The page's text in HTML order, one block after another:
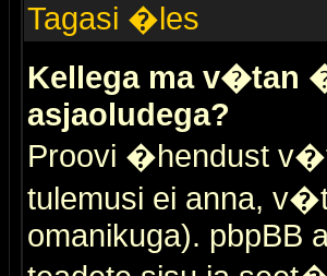
Tagasi �les
Kellega ma v�tan
asjaoludega?
Proovi �hendust
tulemusi ei anna,
omanikuga). pbpBB